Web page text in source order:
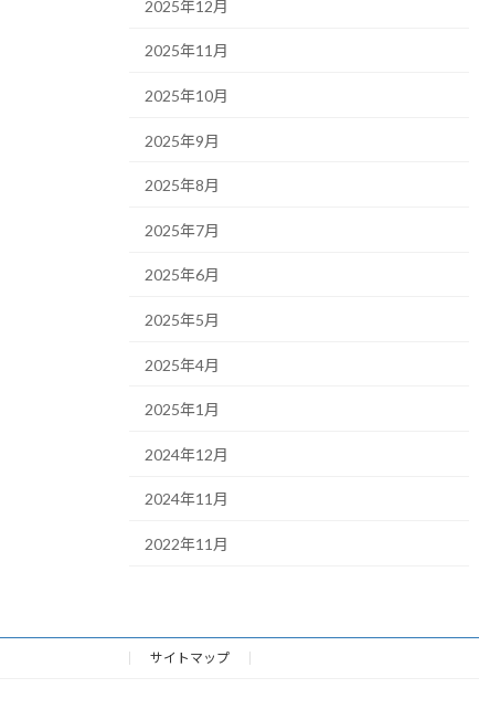
2025年12月
2025年11月
2025年10月
2025年9月
2025年8月
2025年7月
2025年6月
2025年5月
2025年4月
2025年1月
2024年12月
2024年11月
2022年11月
サイトマップ